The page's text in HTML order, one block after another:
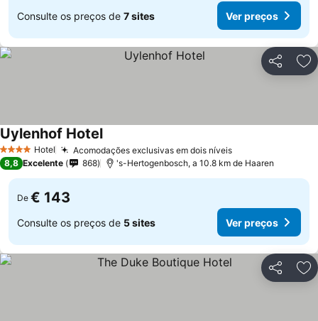
Consulte os preços de 7 sites Ver preços
Partilhar
4 EstrelasHotel Acomodações exclusivas em dois níveis
Uylenhof Hotel
8,8 Excelente 868 's-Hertogenbosch, a 10.8 km de Haaren
De € 143
Consulte os preços de 5 sites Ver preços
Partilhar